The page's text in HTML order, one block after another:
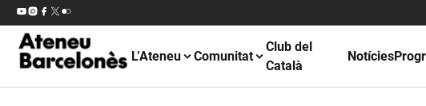
L’Ateneu Comunitat
Club del
Català
Notícies